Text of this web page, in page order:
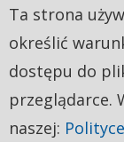
Ta strona
określić
dostępu do
przeglądarce.
naszej: